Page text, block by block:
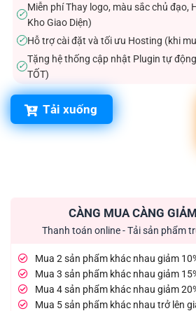
✓
Miễn phí Thay logo, màu sắc chủ đạo,
Kho Giao Diện)
✓Hỗ trợ cài đặt và tối ưu Hosting (khi
✓
Tặng hệ thống cập nhật Plugin tự
TỐT)
Tải xuống
CÀNG MUA CÀNG
Thanh toán online - Tải sản phẩm
Mua 2 sản phẩm khác nhau giảm
Mua 3 sản phẩm khác nhau giảm
Mua 4 sản phẩm khác nhau giảm
Mua 5 sản phẩm khác nhau trở lên